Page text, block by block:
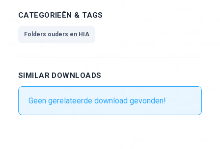
CATEGORIEËN & TAGS
Folders ouders en HIA
SIMILAR DOWNLOADS
Geen gerelateerde download gevonden!